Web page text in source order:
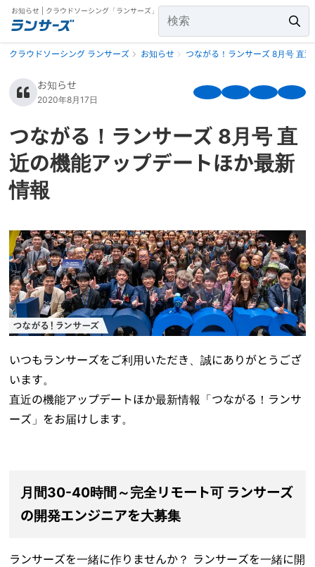
お知らせ | クラウドソーシング「ランサーズ」
クラウドソーシング ランサーズ お知らせ つながる！ランサーズ 8月号 直
お知らせ
2020年8月17日
つながる！ランサーズ 8月号 直
近の機能アップデートほか最新
情報
いつもランサーズをご利用いただき、誠にありがとうござ
います。
直近の機能アップデートほか最新情報「つながる！ランサ
ーズ」をお届けします。
月間30-40時間～完全リモート可 ランサーズ
の開発エンジニアを大募集
ランサーズを一緒に作りませんか？ ランサーズを一緒に開